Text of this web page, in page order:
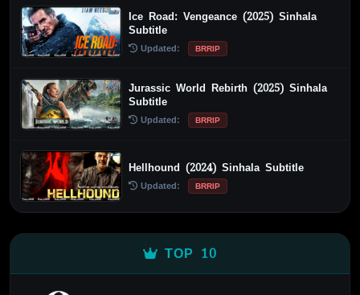
Ice Road: Vengeance (2025) Sinhala
Subtitle
Updated: BRRIP
Jurassic World Rebirth (2025) Sinhala
Subtitle
Updated: BRRIP
Hellhound (2024) Sinhala Subtitle
Updated: BRRIP
TOP 10